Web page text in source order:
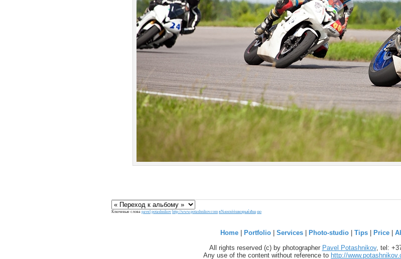
Ключевые слова pavel potashnikov http://www.potashnikov.com я№юєхёёшюэрыќэћщ єю
Home | Portfolio | Services | Photo-studio | Tips | Price |
All rights reserved (c) by photographer Pavel Potashnikov, tel:
Any use of the content without reference to http://